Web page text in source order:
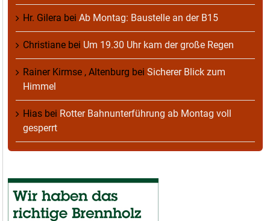
Hr. Gilera bei Ab Montag: Baustelle an der B15
Christiane bei Um 19.30 Uhr kam der große Regen
Rainer Kirmse , Altenburg bei Sicherer Blick zum
Himmel
Hias bei Rotter Bahnunterführung ab Montag voll
gesperrt